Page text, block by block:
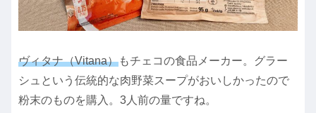
ヴィタナ（Vitana）もチェコの食品メーカー。グラー
シュという伝統的な肉野菜スープがおいしかったので
粉末のものを購入。3人前の量ですね。